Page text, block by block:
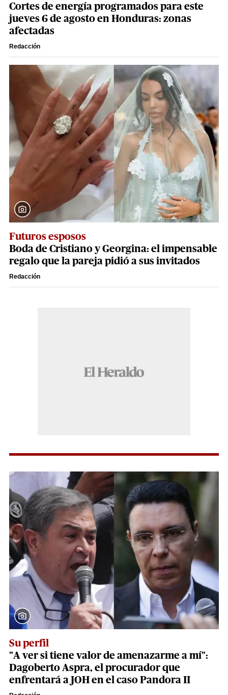
Cortes de energía programados para este
jueves 6 de agosto en Honduras: zonas
afectadas
Redacción
Futuros esposos
Boda de Cristiano y Georgina: el impensable
regalo que la pareja pidió a sus invitados
Redacción
Su perfil
"A ver si tiene valor de amenazarme a mí":
Dagoberto Aspra, el procurador que
enfrentará a JOH en el caso Pandora II